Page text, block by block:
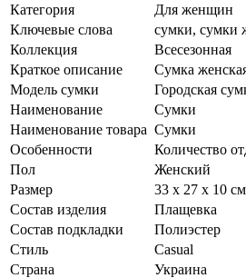
Категория
Для женщин
Ключевые слова
сумки, сумки
Коллекция
Всесезонная
Краткое описание
Сумка
Модель сумки
Городская
Наименование
Сумки
Наименование товара Сумки
Особенности
Количество
Пол
Женский
Размер
33 х 27 х 10 см
Состав изделия
Плащевка
Состав подкладки
Полиэстер
Стиль
Casual
Страна
Украина